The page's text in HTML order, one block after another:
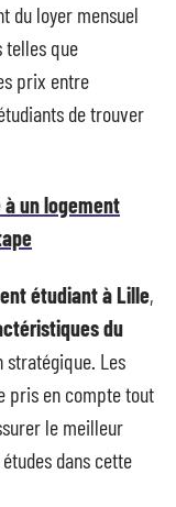
du loyer mensuel
telles que
prix entre
de trouver
un logement
étudiant à Lille,
du
stratégique. Les
pris en compte tout
le meilleur
dans cette